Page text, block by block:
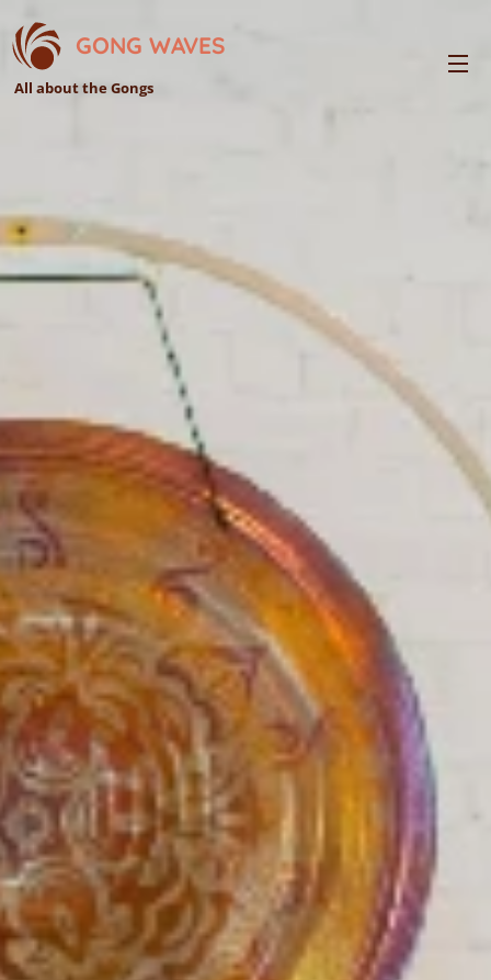
GONG WAVES
All about the Gongs